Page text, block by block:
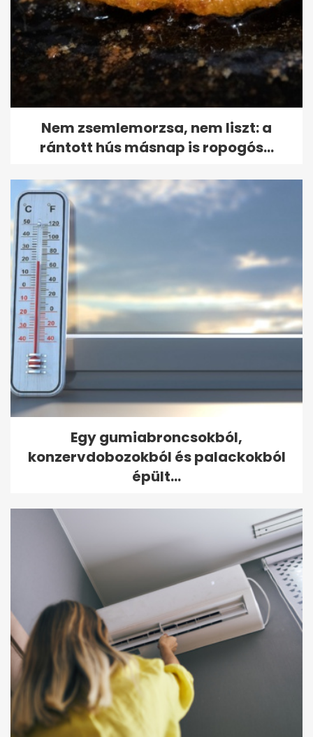
Nem zsemlemorzsa, nem liszt: a
rántott hús másnap is ropogós...
Egy gumiabroncsokból,
konzervdobozokból és palackokból
épült...